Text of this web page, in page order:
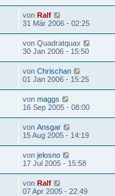
von Ralf
31 Mär 2006 - 02:25
von Quadratquax
30 Jan 2006 - 15:50
von Chrischan
01 Jan 2006 - 15:25
von maggs
16 Sep 2005 - 08:00
von Ansgar
15 Aug 2005 - 14:19
von jelosno
17 Jul 2005 - 15:58
von Ralf
07 Apr 2005 - 22:49